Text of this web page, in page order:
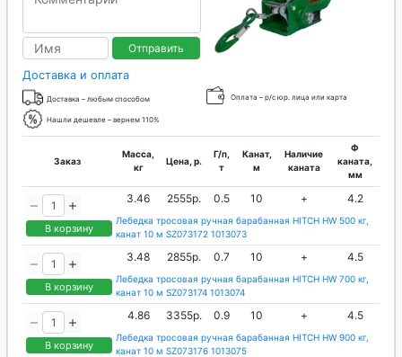
Отправить
Доставка и оплата
Доставка – любым способом Оплата – р/с юр. лица или карта
Нашли дешевле – вернем 110%
Заказ
Масса,
кг
Цена, р.
Г/п,
т
Канат,
м
Наличие
каната
Ф
каната,
мм
В корзину
3.46 2555р. 0.5 10 + 4.2
Лебедка тросовая ручная барабанная HITCH HW 500 кг,
канат 10 м SZ073172 1013073
В корзину
3.48 2855р. 0.7 10 + 4.5
Лебедка тросовая ручная барабанная HITCH HW 700 кг,
канат 10 м SZ073174 1013074
В корзину
4.86 3355р. 0.9 10 + 4.5
Лебедка тросовая ручная барабанная HITCH HW 900 кг,
канат 10 м SZ073176 1013075